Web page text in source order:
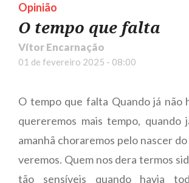
Opinião
O tempo que falta
Vítor Encarnação
01 de fevereiro 2025 - 08:00
O tempo que falta Quando já não
quereremos mais tempo, quando
amanhã choraremos pelo nascer
veremos. Quem nos dera termos
tão sensíveis quando havia